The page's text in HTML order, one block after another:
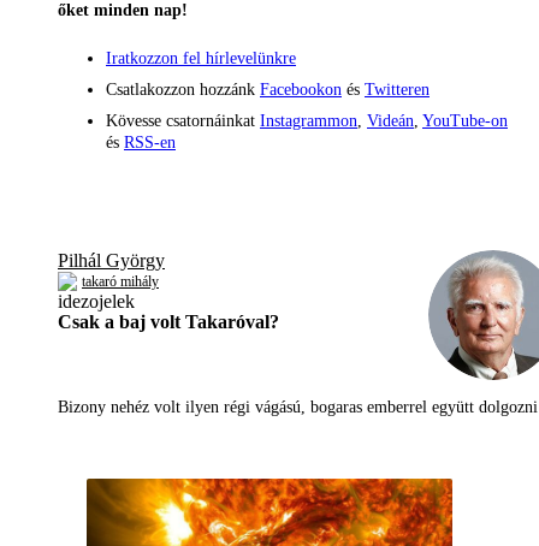
őket minden nap!
Iratkozzon fel hírlevelünkre
Csatlakozzon hozzánk Facebookon és Twitteren
Kövesse csatornáinkat Instagrammon, Videán, YouTube-on
és RSS-en
Pilhál György
takaró mihály
Csak a baj volt Takaróval?
Bizony nehéz volt ilyen régi vágású, bogaras emberrel együtt